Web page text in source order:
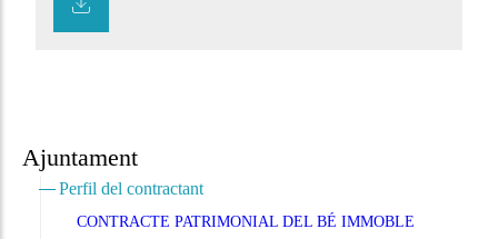
Ajuntament
Perfil del contractant
CONTRACTE PATRIMONIAL DEL BÉ IMMOBLE